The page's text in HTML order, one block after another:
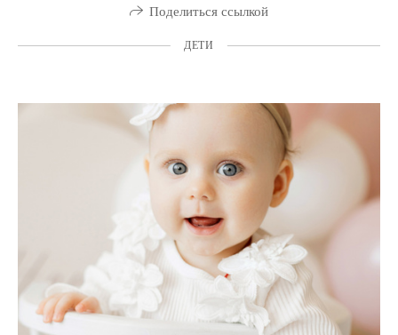
Поделиться ссылкой
ДЕТИ